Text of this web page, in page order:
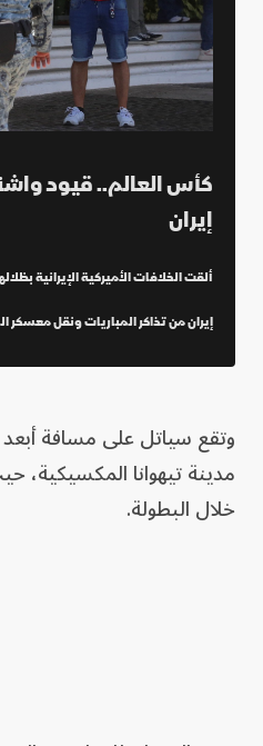
كأس العالم.. قيود
إيران
ألقت الخلافات الأميركية الإيرانية
إيران من تذاكر المباريات ونقل
وتقع سياتل على مسافة
مدينة تيهوانا المكسيكية،
خلال البطولة.